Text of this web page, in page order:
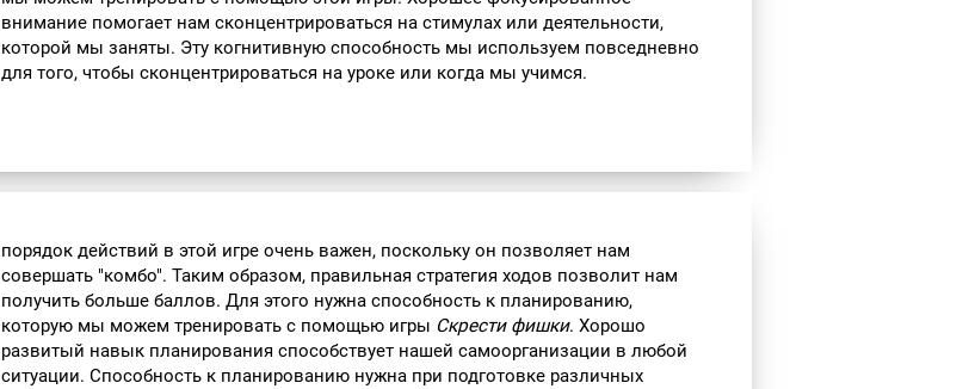
внимание помогает нам сконцентрироваться на стимулах или деятельности,
которой мы заняты. Эту когнитивную способность мы используем повседневно
для того, чтобы сконцентрироваться на уроке или когда мы учимся.
порядок действий в этой игре очень важен, поскольку он позволяет нам
совершать "комбо". Таким образом, правильная стратегия ходов позволит нам
получить больше баллов. Для этого нужна способность к планированию,
которую мы можем тренировать с помощью игры Скрести фишки. Хорошо
развитый навык планирования способствует нашей самоорганизации в любой
ситуации. Способность к планированию нужна при подготовке различных